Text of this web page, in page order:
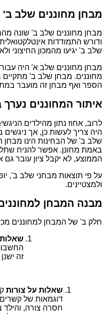
מבחן מחוננים שלב ב'
מבחן מחוננים שלב ב' שונה
ודורש התמודדות
שלב ב' יגיעו מהמכון החיצוני
מבחן מחוננים שלב א' היה
מחוננים. מבחן שלב ב' מתקיים
הספר ואף מבחן זה מועבר
איתור המחוננים
לרוב, אחוז נתון מהילדים
היה צריך לעשות כן, אך
שלב ב' של הבחינות הינו מבחן
באמת מחונן. אפשר להניח
הממוצע, לא יקבל ציון עובר
על פי תוצאות מבחני שלב ב',
ולמצטיינים.
מבנה המבחן
חלק ב' של המבחן למחוננים
זה
שאלות על צורות
דוגמאות של קשרים
חסרה צורה,